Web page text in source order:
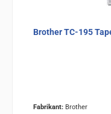
Brother TC-195
Fabrikant: Brother